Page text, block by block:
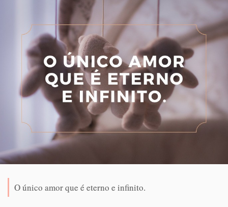
O único amor que é eterno e infinito.